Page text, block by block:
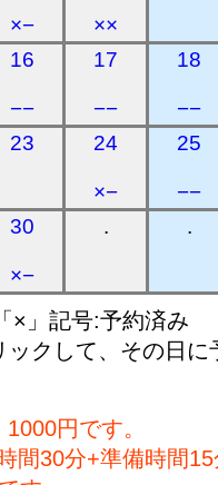
×− ××
16
−−
17
−−
18
−−
23 24
×−
25
−−
30
×−
. .
×」記号:予約済み
ックして、その日に
円です。
間30分+準備時間